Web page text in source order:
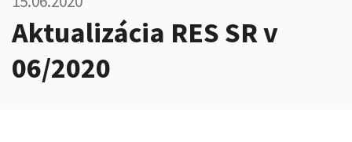
Aktualizácia RES SR v
06/2020